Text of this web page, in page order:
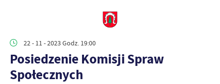
22 - 11 - 2023 Godz. 19:00
Posiedzenie Komisji Spraw
Społecznych